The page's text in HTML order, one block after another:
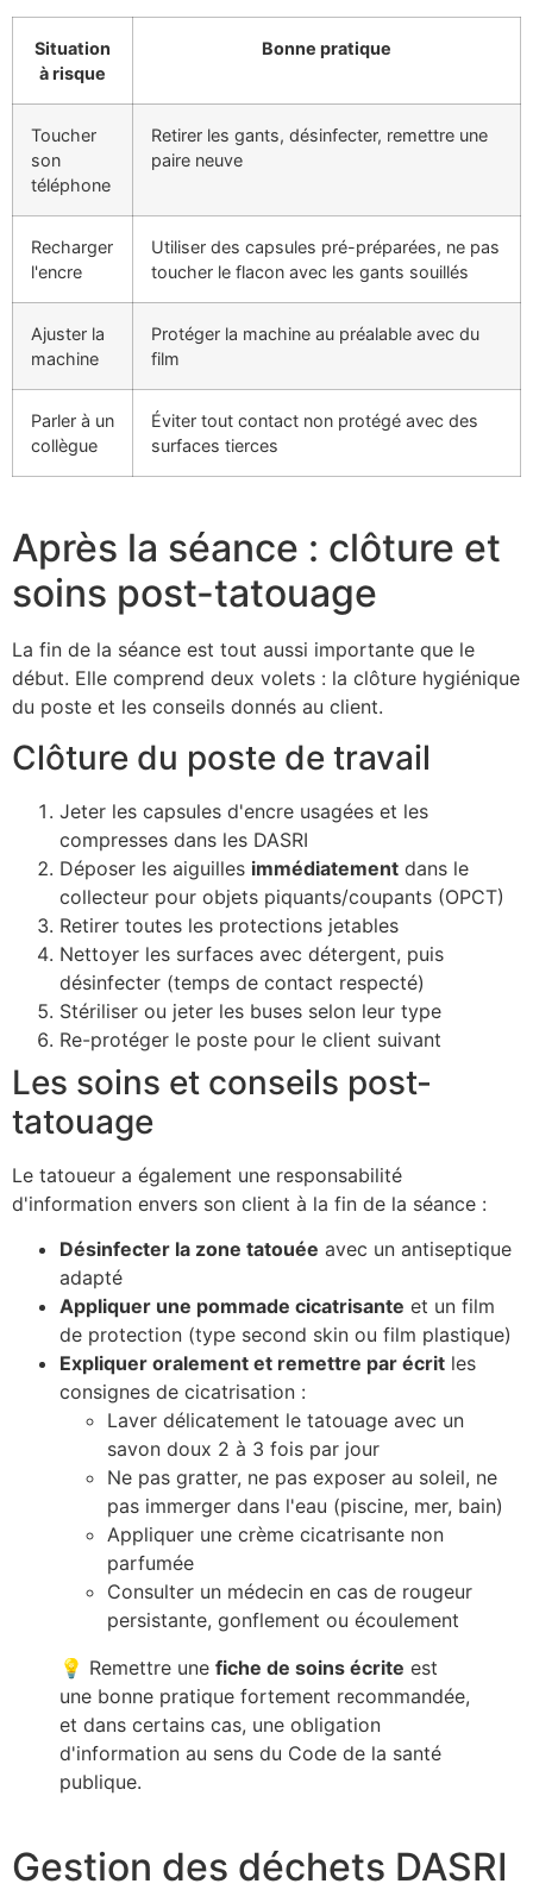
Situation
à risque
Bonne pratique
Toucher
son
téléphone
Retirer les gants, désinfecter, remettre une
paire neuve
Recharger
l'encre
Utiliser des capsules pré-préparées, ne pas
toucher le flacon avec les gants souillés
Ajuster la
machine
Protéger la machine au préalable avec du
film
Parler à un
collègue
Éviter tout contact non protégé avec des
surfaces tierces
Après la séance : clôture et
soins post-tatouage
La fin de la séance est tout aussi importante que le
début. Elle comprend deux volets : la clôture hygiénique
du poste et les conseils donnés au client.
Clôture du poste de travail
Jeter les capsules d'encre usagées et les
compresses dans les DASRI
Déposer les aiguilles immédiatement dans le
collecteur pour objets piquants/coupants (OPCT)
Retirer toutes les protections jetables
Nettoyer les surfaces avec détergent, puis
désinfecter (temps de contact respecté)
Stériliser ou jeter les buses selon leur type
Re-protéger le poste pour le client suivant
Les soins et conseils post-
tatouage
Le tatoueur a également une responsabilité
d'information envers son client à la fin de la séance :
Désinfecter la zone tatouée avec un antiseptique
adapté
Appliquer une pommade cicatrisante et un film
de protection (type second skin ou film plastique)
Expliquer oralement et remettre par écrit les
consignes de cicatrisation :
Laver délicatement le tatouage avec un
savon doux 2 à 3 fois par jour
Ne pas gratter, ne pas exposer au soleil, ne
pas immerger dans l'eau (piscine, mer, bain)
Appliquer une crème cicatrisante non
parfumée
Consulter un médecin en cas de rougeur
persistante, gonflement ou écoulement
💡 Remettre une fiche de soins écrite est
une bonne pratique fortement recommandée,
et dans certains cas, une obligation
d'information au sens du Code de la santé
publique.
Gestion des déchets DASRI